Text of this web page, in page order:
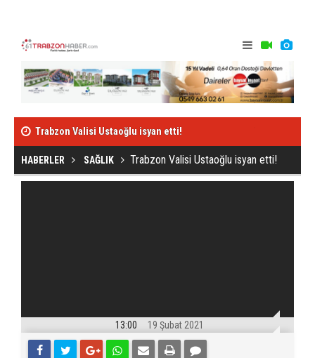
Trabzon Valisi Ustaoğlu isyan etti!
HABERLER SAĞLIK Trabzon Valisi Ustaoğlu isyan etti!
13:00 19 Şubat 2021